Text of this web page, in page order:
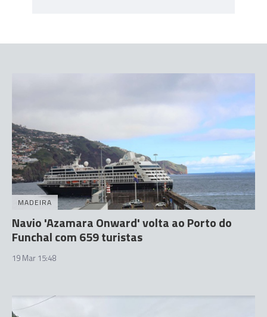
MADEIRA
Navio 'Azamara Onward' volta ao Porto do
Funchal com 659 turistas
19 Mar 15:48